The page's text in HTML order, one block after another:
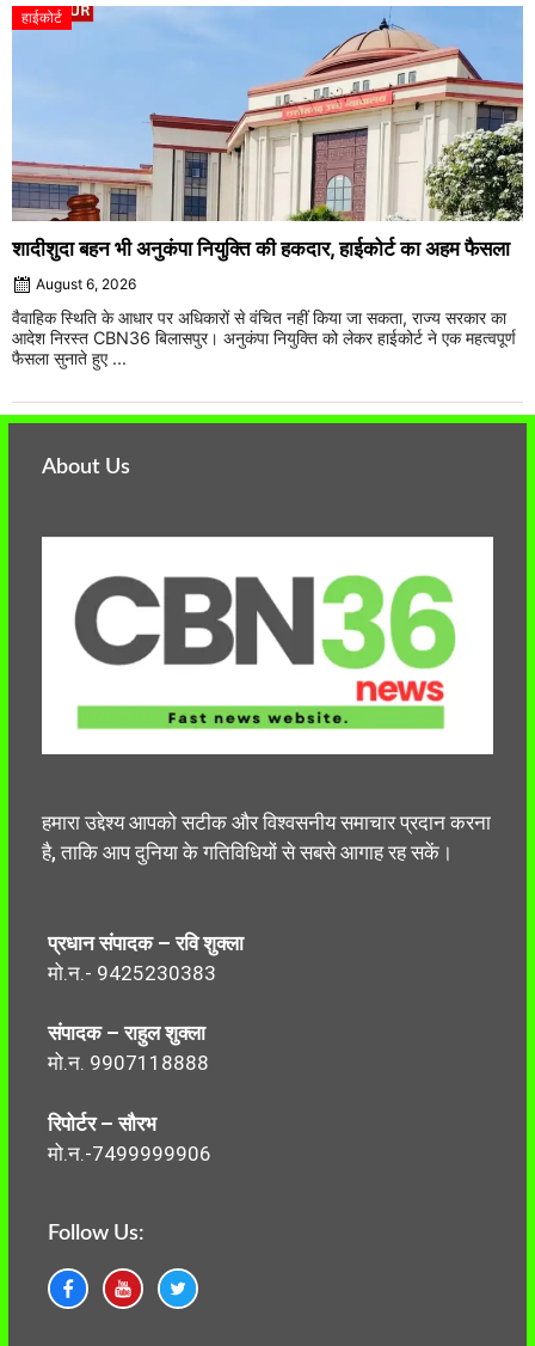
हाईकोर्ट
शादीशुदा बहन भी अनुकंपा नियुक्ति की हकदार, हाईकोर्ट का अहम फैसला
August 6, 2026
वैवाहिक स्थिति के आधार पर अधिकारों से वंचित नहीं किया जा सकता, राज्य सरकार का
आदेश निरस्त CBN36 बिलासपुर। अनुकंपा नियुक्ति को लेकर हाईकोर्ट ने एक महत्वपूर्ण
फैसला सुनाते हुए ...
About Us
हमारा उद्देश्य आपको सटीक और विश्वसनीय समाचार प्रदान करना
है, ताकि आप दुनिया के गतिविधियों से सबसे आगाह रह सकें।
प्रधान संपादक – रवि शुक्ला
मो.न.- 9425230383
संपादक – राहुल शुक्ला
मो.न. 9907118888
रिपोर्टर – सौरभ
मो.न.-7499999906
Follow Us: